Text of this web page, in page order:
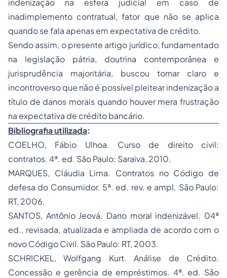
indenização na esfera judicial em caso de
inadimplemento contratual, fator que não se aplica
quando se fala apenas em expectativa de crédito.
Sendo assim, o presente artigo jurídico, fundamentado
na legislação pátria, doutrina contemporânea e
jurisprudência majoritária, buscou tornar claro e
incontroverso que não é possível pleitear indenização a
título de danos morais quando houver mera frustração
na expectativa de crédito bancário.
Bibliografia utilizada:
COELHO, Fábio Ulhoa. Curso de direito civil:
contratos. 4ª. ed. São Paulo: Saraiva, 2010.
MARQUES, Cláudia Lima. Contratos no Código de
defesa do Consumidor. 5ª. ed. rev. e ampl. São Paulo:
RT, 2006.
SANTOS, Antônio Jeová. Dano moral indenizável. 04ª
ed., revisada, atualizada e ampliada de acordo com o
novo Código Civil. São Paulo: RT, 2003.
SCHRICKEL, Wolfgang Kurt. Análise de Crédito.
Concessão e gerência de empréstimos. 4ª. ed. São